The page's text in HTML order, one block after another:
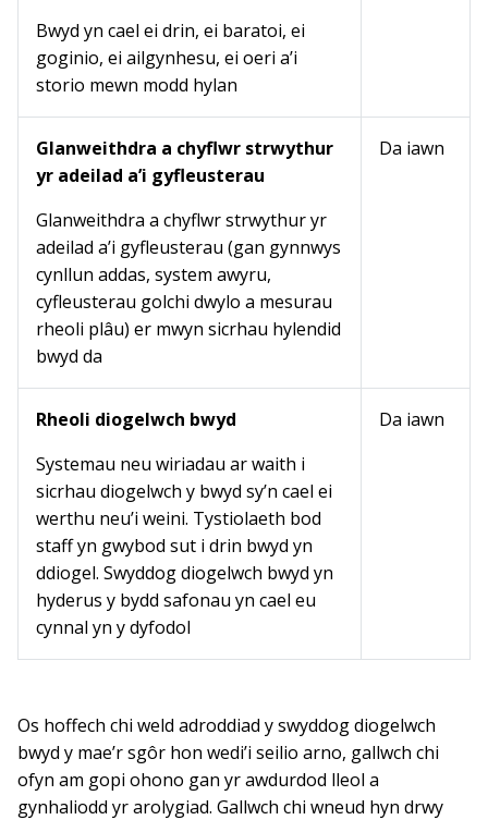
Bwyd yn cael ei drin, ei baratoi, ei
goginio, ei ailgynhesu, ei oeri a’i
storio mewn modd hylan
Glanweithdra a chyflwr strwythur
yr adeilad a’i gyfleusterau
Glanweithdra a chyflwr strwythur yr
adeilad a’i gyfleusterau (gan gynnwys
cynllun addas, system awyru,
cyfleusterau golchi dwylo a mesurau
rheoli plâu) er mwyn sicrhau hylendid
bwyd da
Da iawn
Rheoli diogelwch bwyd
Systemau neu wiriadau ar waith i
sicrhau diogelwch y bwyd sy’n cael ei
werthu neu’i weini. Tystiolaeth bod
staff yn gwybod sut i drin bwyd yn
ddiogel. Swyddog diogelwch bwyd yn
hyderus y bydd safonau yn cael eu
cynnal yn y dyfodol
Da iawn
Os hoffech chi weld adroddiad y swyddog diogelwch
bwyd y mae’r sgôr hon wedi’i seilio arno, gallwch chi
ofyn am gopi ohono gan yr awdurdod lleol a
gynhaliodd yr arolygiad. Gallwch chi wneud hyn drwy